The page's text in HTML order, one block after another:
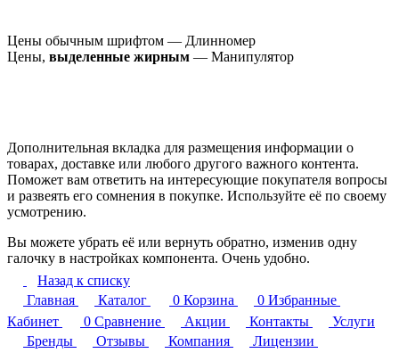
Цены обычным шрифтом — Длинномер
Цены, выделенные жирным — Манипулятор
Дополнительная вкладка для размещения информации о
товарах, доставке или любого другого важного контента.
Поможет вам ответить на интересующие покупателя вопросы
и развеять его сомнения в покупке. Используйте её по своему
усмотрению.
Вы можете убрать её или вернуть обратно, изменив одну
галочку в настройках компонента. Очень удобно.
Назад к списку
Главная
Каталог 0 Корзина 0 Избранные
Кабинет
0 Сравнение Акции Контакты
Услуги
Бренды
Отзывы Компания
Лицензии